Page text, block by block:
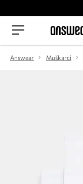
Answear Muškarci